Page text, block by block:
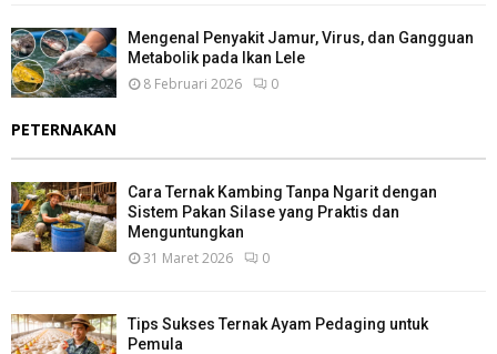
Mengenal Penyakit Jamur, Virus, dan Gangguan
Metabolik pada Ikan Lele
8 Februari 2026 0
PETERNAKAN
Cara Ternak Kambing Tanpa Ngarit dengan
Sistem Pakan Silase yang Praktis dan
Menguntungkan
31 Maret 2026 0
Tips Sukses Ternak Ayam Pedaging untuk
Pemula